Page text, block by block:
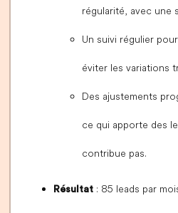
régularité, avec une
Un suivi régulier
éviter les variations
Des ajustements
ce qui apporte des
contribue pas.
Résultat : 85 leads par